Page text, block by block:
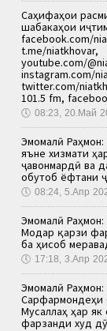
Саҳифаҳои
шабакаҳои
facebook.com/
t.me/niatkhovar,
youtube.com/
instagram.com/
twitter.com/
101.5 fm,
🕔 08:23, 20.Май
Эмомалӣ Раҳмон:
яъне хизмати
ҷавонмардӣ ва
обутоб ёфтани
🕔 08:24, 5.Апр
Эмомалӣ
Модар қарзи
ба ҳисоб
🕔 17:18, 3.Апр
Эмомалӣ Раҳмон:
Сарфармондеҳи
Мусаллаҳ ҳар
фарзанди худ